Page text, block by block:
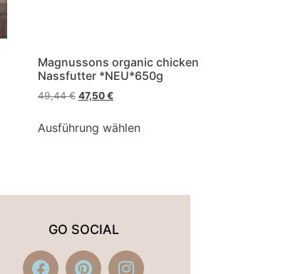
Magnussons organic chicken
Nassfutter *NEU*650g
49,44€ 47,50€
Ausführung wählen
GO SOCIAL